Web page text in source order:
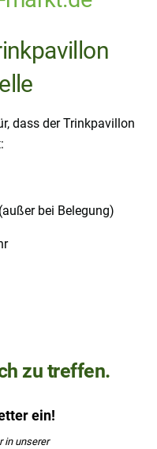
dass der Trinkpavillon
bei Belegung)
zu treffen.
ein!
in unserer